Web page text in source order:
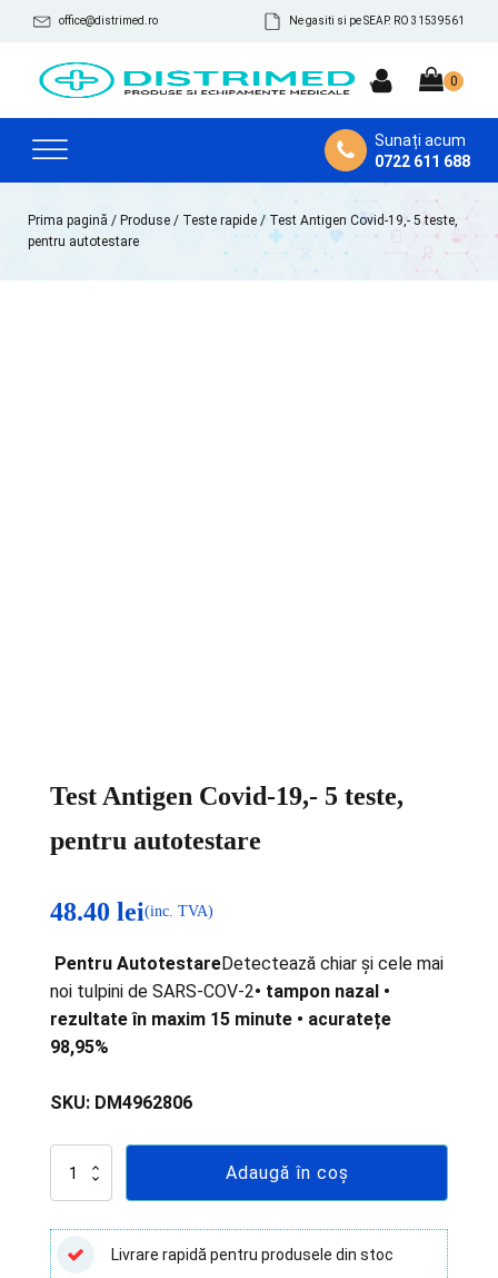
office@distrimed.ro Ne gasiti si pe SEAP. RO 31539561
Sunați acum
0722 611 688
Prima pagină / Produse / Teste rapide / Test Antigen Covid-19,- 5 teste,
pentru autotestare
Test Antigen Covid-19,- 5 teste,
pentru autotestare
48.40 lei(inc. TVA)
Pentru AutotestareDetectează chiar și cele mai
noi tulpini de SARS-COV-2• tampon nazal •
rezultate în maxim 15 minute • acuratețe
98,95%
SKU: DM4962806
Cantitate
Antigen
Covid-
19,-
5
Adaugă în coș
Livrare rapidă pentru produsele din stoc